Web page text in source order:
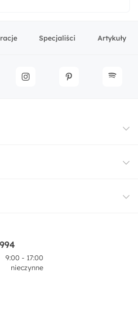
Specjaliści Artykuły
9:00 - 17:00
nieczynne